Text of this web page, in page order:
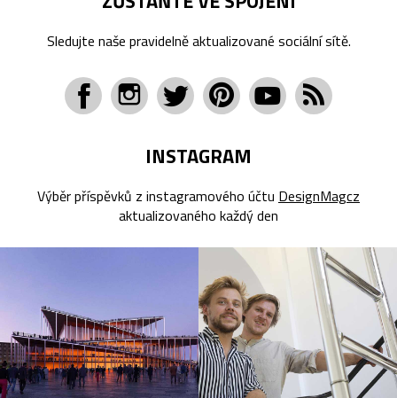
Sledujte naše pravidelně aktualizované sociální sítě.
INSTAGRAM
Výběr příspěvků z instagramového účtu DesignMagcz
aktualizovaného každý den